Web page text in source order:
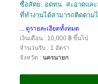
ซื่อสัตย. อดทน. สะอาดและ
ที่ทำงานได้สามารถติดตาม
... ดูรายละเอียดทั้งหมด
เงินเดือน : 10,000 ฿ ขึ้นไป
จำนวนรับ : 1 อัตรา
จังหวัด : นครนายก